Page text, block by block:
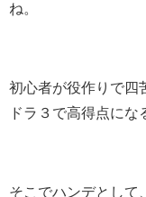
ね。
初心者が役作りで四
ドラ３で高得点にな
そこでハンデとして、